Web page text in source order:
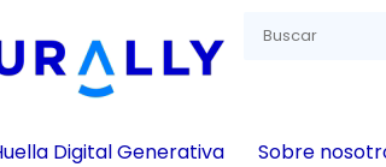
Digital Generativa Sobre